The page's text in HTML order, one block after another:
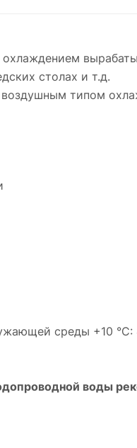
столах и т.д.​
типом
среды +10 °С:
воды